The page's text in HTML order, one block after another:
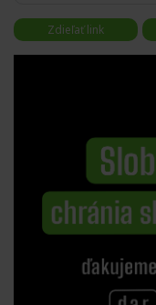
Zdieľať link